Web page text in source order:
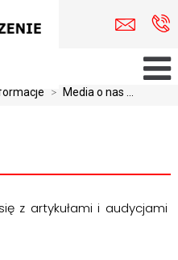
> Media o nas ...
z artykułami i audycjami